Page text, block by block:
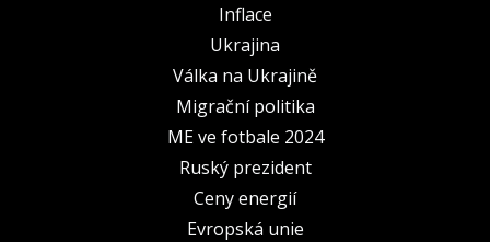
Inflace
Ukrajina
Válka na Ukrajině
Migrační politika
ME ve fotbale 2024
Ruský prezident
Ceny energií
Evropská unie